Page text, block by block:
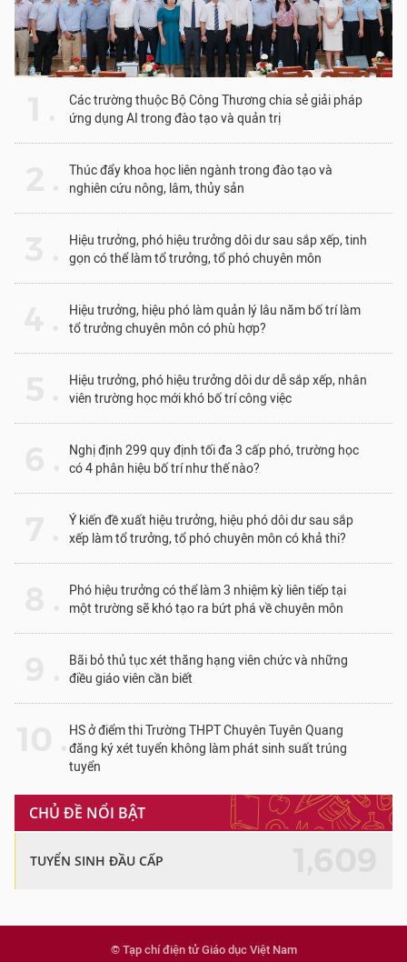
Các trường thuộc Bộ Công Thương chia sẻ giải pháp
ứng dụng AI trong đào tạo và quản trị
Thúc đẩy khoa học liên ngành trong đào tạo và
nghiên cứu nông, lâm, thủy sản
Hiệu trưởng, phó hiệu trưởng dôi dư sau sắp xếp, tinh
gọn có thể làm tổ trưởng, tổ phó chuyên môn
Hiệu trưởng, hiệu phó làm quản lý lâu năm bố trí làm
tổ trưởng chuyên môn có phù hợp?
Hiệu trưởng, phó hiệu trưởng dôi dư dễ sắp xếp, nhân
viên trường học mới khó bố trí công việc
Nghị định 299 quy định tối đa 3 cấp phó, trường học
có 4 phân hiệu bố trí như thế nào?
Ý kiến đề xuất hiệu trưởng, hiệu phó dôi dư sau sắp
xếp làm tổ trưởng, tổ phó chuyên môn có khả thi?
Phó hiệu trưởng có thể làm 3 nhiệm kỳ liên tiếp tại
một trường sẽ khó tạo ra bứt phá về chuyên môn
Bãi bỏ thủ tục xét thăng hạng viên chức và những
điều giáo viên cần biết
HS ở điểm thi Trường THPT Chuyên Tuyên Quang
đăng ký xét tuyển không làm phát sinh suất trúng
tuyển
CHỦ ĐỀ NỔI BẬT
TUYỂN SINH ĐẦU CẤP
© Tạp chí điện tử Giáo dục Việt Nam